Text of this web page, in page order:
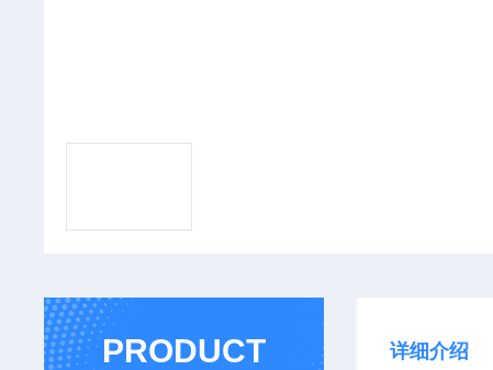
PRODUCT 详细介绍